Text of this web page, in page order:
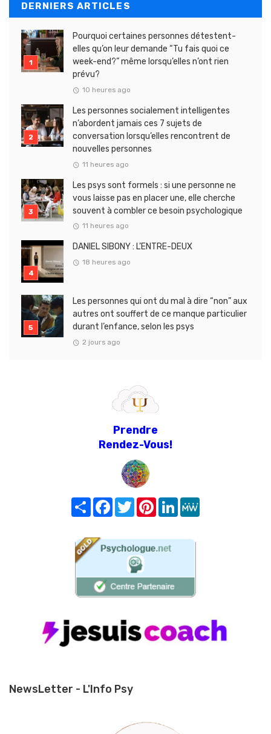
DERNIERS ARTICLES
Pourquoi certaines personnes détestent-
elles qu’on leur demande “Tu fais quoi ce
week-end?” même lorsqu’elles n’ont rien
prévu?
10 heures ago
Les personnes socialement intelligentes
n’abordent jamais ces 7 sujets de
conversation lorsqu’elles rencontrent de
nouvelles personnes
11 heures ago
Les psys sont formels : si une personne ne
vous laisse pas en placer une, elle cherche
souvent à combler ce besoin psychologique
11 heures ago
DANIEL SIBONY : L’ENTRE-DEUX
18 heures ago
Les personnes qui ont du mal à dire “non” aux
autres ont souffert de ce manque particulier
durant l’enfance, selon les psys
2 jours ago
Prendre
Rendez-Vous!
Share FacebookTwitterPinterest
LinkedIn
NewsLetter - L'Info Psy